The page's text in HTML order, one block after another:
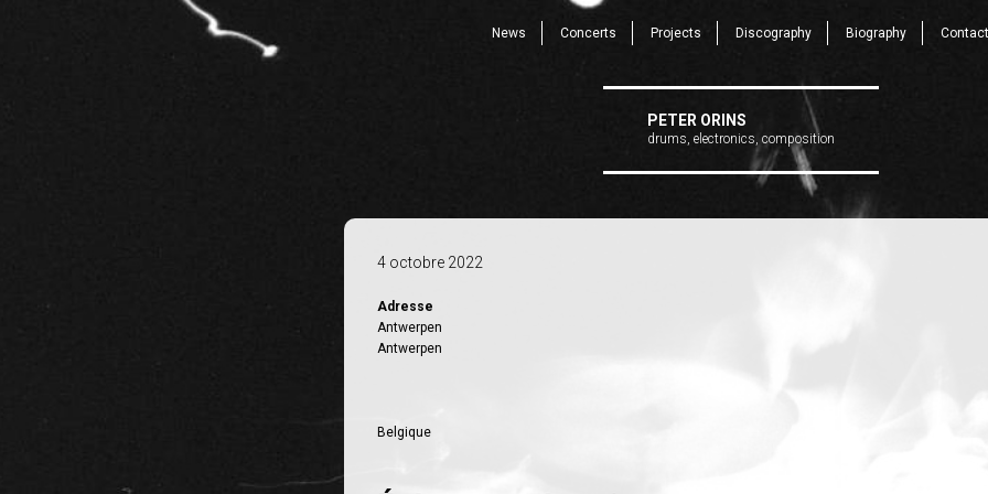
News Concerts Projects Discography Biography Contact
PETER ORINS
drums, electronics, composition
4 octobre 2022
Adresse
Antwerpen
Antwerpen
Belgique